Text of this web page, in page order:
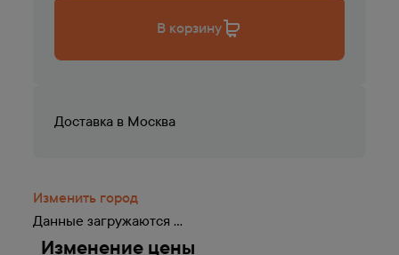
В корзину
Доставка в Москва
Изменить город
Данные загружаются ...
Изменение цены